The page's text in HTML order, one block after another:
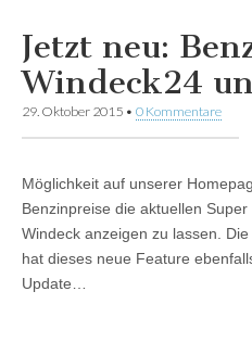
Jetzt neu:
Windeck24
29. Oktober 2015 • 0 Kommentare
Möglichkeit auf unserer
Benzinpreise die aktuellen
Windeck anzeigen zu lassen.
hat dieses neue Feature
Update…